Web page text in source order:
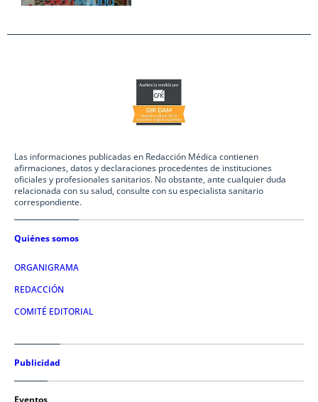
Las informaciones publicadas en Redacción Médica contienen
afirmaciones, datos y declaraciones procedentes de instituciones
oficiales y profesionales sanitarios. No obstante, ante cualquier duda
relacionada con su salud, consulte con su especialista sanitario
correspondiente.
Quiénes somos
ORGANIGRAMA
REDACCIÓN
COMITÉ EDITORIAL
Publicidad
Eventos